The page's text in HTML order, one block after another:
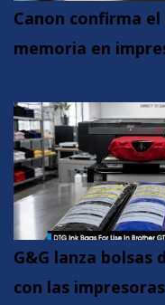
Canon confirma
memoria en
G&G lanza
con las